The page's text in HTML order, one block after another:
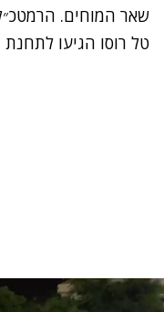
שאר המוחים.
טל רוסו הגיעו